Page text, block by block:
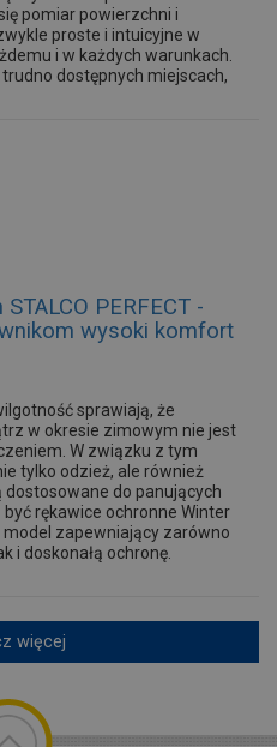
pomiar powierzchni i
proste i intuicyjne w
i w każdych warunkach.
dostępnych miejscach,
PERFECT -
wysoki komfort
sprawiają, że
w okresie zimowym nie jest
W związku z tym
tylko odzież, ale również
do panujących
rękawice ochronne Winter
model zapewniający zarówno
i doskonałą ochronę.
więcej